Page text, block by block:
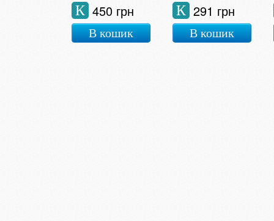
450 грн
К
В кошик
291 грн
К
В кошик